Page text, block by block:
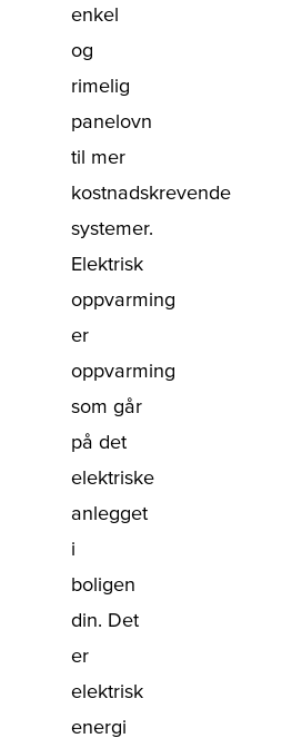
enkel
og
rimelig
panelovn
til mer
kostnadskrevende
systemer.
Elektrisk
oppvarming
er
oppvarming
som går
på det
elektriske
anlegget
i
boligen
din. Det
er
elektrisk
energi